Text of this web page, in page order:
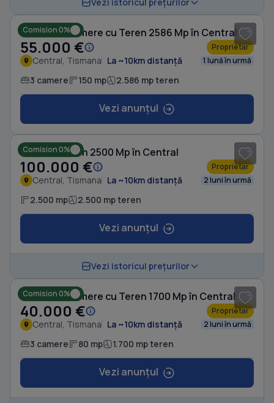
Comision 0%
Casă cu 3 camere cu Teren 2586 Mp în Central
55.000 € Proprietar
Central, Tismana La ~10km distanță 1 lună în urmă
3 camere 150 mp 2.586 mp teren
Vezi anunțul
Comision 0%
Casă cu Teren 2500 Mp în Central
100.000 € Proprietar
Central, Tismana La ~10km distanță 2 luni în urmă
2.500 mp 2.500 mp teren
Vezi anunțul
Vezi istoricul prețurilor
Comision 0%
Casă cu 3 camere cu Teren 1700 Mp în Central
40.000 € Proprietar
Central, Tismana La ~10km distanță 2 luni în urmă
3 camere 80 mp 1.700 mp teren
Vezi anunțul